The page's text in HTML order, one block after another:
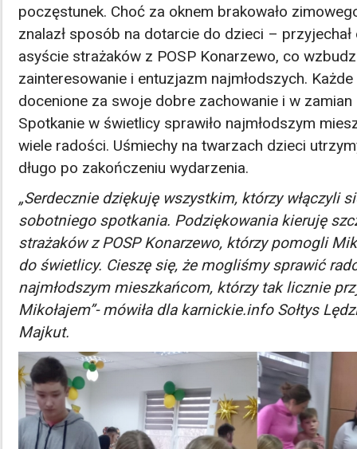
poczęstunek. Choć za oknem brakowało
znalazł sposób na dotarcie do dzieci –
asyście strażaków z POSP Konarzewo, co
zainteresowanie i entuzjazm najmłodszych.
docenione za swoje dobre zachowanie i w zamian
Spotkanie w świetlicy sprawiło najmłodszym
wiele radości. Uśmiechy na twarzach dzieci
długo po zakończeniu wydarzenia.
„Serdecznie dziękuję wszystkim, którzy włączyli
sobotniego spotkania. Podziękowania kieruję
strażaków z POSP Konarzewo, którzy pomogli
do świetlicy. Cieszę się, że mogliśmy sprawić
najmłodszym mieszkańcom, którzy tak licznie
Mikołajem”- mówiła dla karnickie.info Sołtys
Majkut.